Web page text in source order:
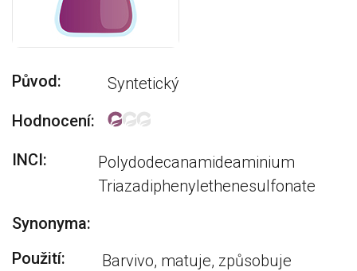
Původ:
Syntetický
Hodnocení:
INCI:
Polydodecanamideaminium
Triazadiphenylethenesulfonate
Synonyma:
Použití:
Barvivo, matuje, způsobuje